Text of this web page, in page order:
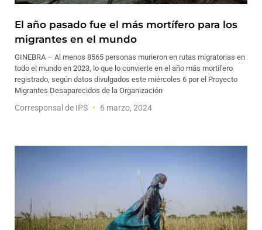
El año pasado fue el más mortífero para los
migrantes en el mundo
GINEBRA – Al menos 8565 personas murieron en rutas migratorias en
todo el mundo en 2023, lo que lo convierte en el año más mortífero
registrado, según datos divulgados este miércoles 6 por el Proyecto
Migrantes Desaparecidos de la Organización
Corresponsal de IPS 6 marzo, 2024